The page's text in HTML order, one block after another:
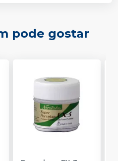
pode gostar